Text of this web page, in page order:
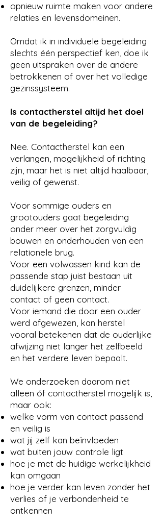
opnieuw ruimte maken voor andere
relaties en levensdomeinen.
Omdat ik in individuele begeleiding
slechts één perspectief ken, doe ik
geen uitspraken over de andere
betrokkenen of over het volledige
gezinssysteem.
Is contactherstel altijd het doel
van de begeleiding?
Nee. Contactherstel kan een
verlangen, mogelijkheid of richting
zijn, maar het is niet altijd haalbaar,
veilig of gewenst.
Voor sommige ouders en
grootouders gaat begeleiding
onder meer over het zorgvuldig
bouwen en onderhouden van een
relationele brug.
Voor een volwassen kind kan de
passende stap juist bestaan uit
duidelijkere grenzen, minder
contact of geen contact.
Voor iemand die door een ouder
werd afgewezen, kan herstel
vooral betekenen dat de ouderlijke
afwijzing niet langer het zelfbeeld
en het verdere leven bepaalt.
We onderzoeken daarom niet
alleen óf contactherstel mogelijk is,
maar ook:
welke vorm van contact passend
en veilig is
wat jij zelf kan beïnvloeden
wat buiten jouw controle ligt
hoe je met de huidige werkelijkheid
kan omgaan
hoe je verder kan leven zonder het
verlies of je verbondenheid te
ontkennen